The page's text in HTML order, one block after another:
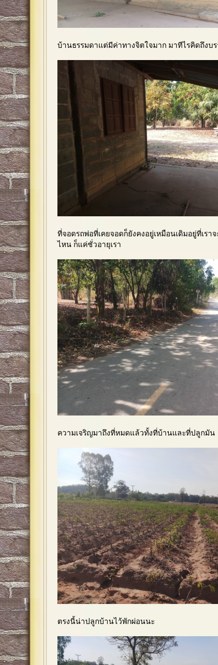
บ้านธรรมดาแต่มีค่าทางจิตใจมาก มาทีไรคิดถึงบร
ที่จอดรถพ่อที่เคยจอดก็ยังคงอยู่เหมือนเดิมอยู่ที่เรา
ไหน ก็แค่ชั่วอายุเรา
ความเจริญมาถึงที่หมดแล้วทั้งที่บ้านและที่ปลูกมัน
ตรงนี้น่าปลูกบ้านไว้พักผ่อนนะ